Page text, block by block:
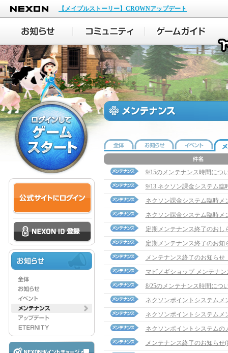
NEXON
【メイプルストーリー】CROWNアップデート
9/15のメンテナンス時間につ
9/13 ネクソン課金システム
ネクソン課金システム臨時メ
ネクソン課金システム臨時メ
定期メンテナンス終了のおし
定期メンテナンス終了のお知
メンテナンス終了のお知らせ
マビノギショップ メンテナ
8/25のメンテナンス時間につ
ネクソンポイントシステムメ
ネクソンポイントシステムメ
ネクソンポイントシステムの
メンテナンス終了のお知らせ